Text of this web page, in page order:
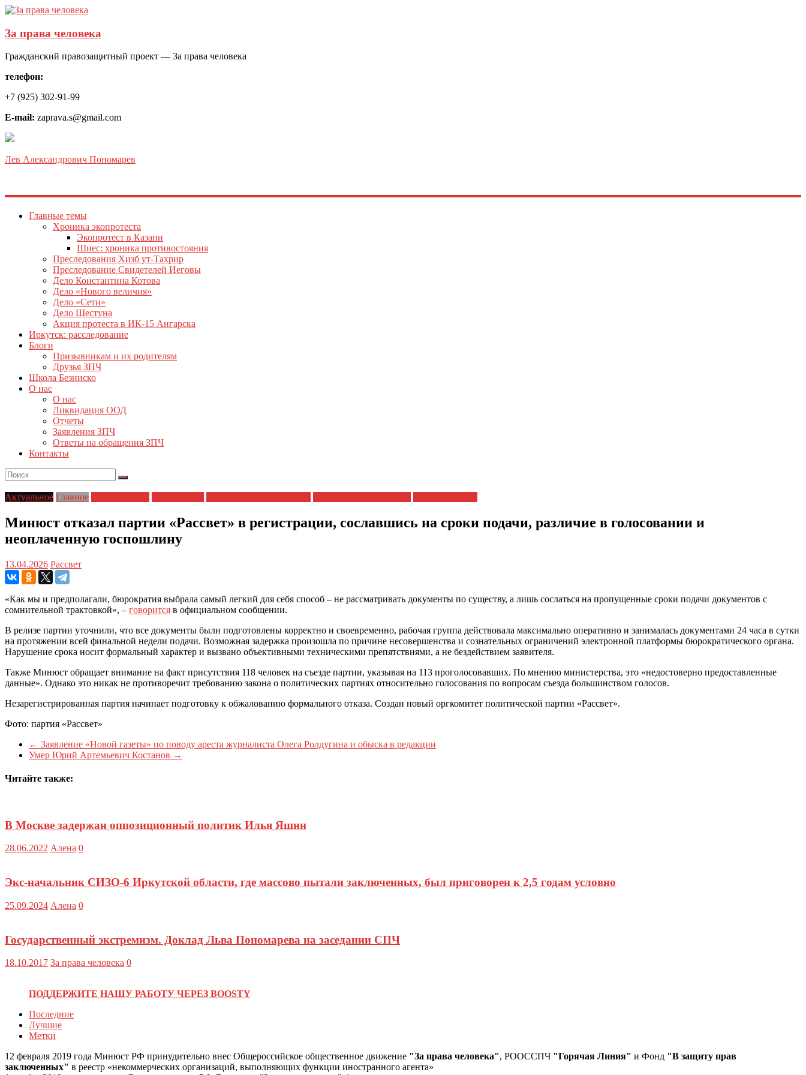
За права человека
Гражданский правозащитный проект — За права человека
телефон:
+7 (925) 302-91-99
E-mail: zaprava.s@gmail.com
Лев Александрович Пономарев
Главные темы
Хроника экопротеста
Экопротест в Казани
Шиес: хроника противостояния
Преследования Хизб ут-Тахрир
Преследование Свидетелей Иеговы
Дело Константина Котова
Дело «Нового величия»
Дело «Сети»
Дело Шестуна
Акция протеста в ИК-15 Ангарска
Иркутск: расследование
Блоги
Призывникам и их родителям
Друзья ЗПЧ
Школа Безниско
О нас
О нас
Ликвидация ООД
Отчеты
Заявления ЗПЧ
Ответы на обращения ЗПЧ
Контакты
Актуальное Главное
Минюст отказал партии «Рассвет» в регистрации, сославшись на сроки подачи, различие в голосовании и
неоплаченную госпошлину
13.04.2026 Рассвет
«Как мы и предполагали, бюрократия выбрала самый легкий для себя способ – не рассматривать документы по существу, а лишь сослаться на пропущенные сроки подачи документов с
сомнительной трактовкой», – говорится в официальном сообщении.
В релизе партии уточнили, что все документы были подготовлены корректно и своевременно, рабочая группа действовала максимально оперативно и занималась документами 24 часа в сутки
на протяжении всей финальной недели подачи. Возможная задержка произошла по причине несовершенства и сознательных ограничений электронной платформы бюрократического органа.
Нарушение срока носит формальный характер и вызвано объективными техническими препятствиями, а не бездействием заявителя.
Также Минюст обращает внимание на факт присутствия 118 человек на съезде партии, указывая на 113 проголосовавших. По мнению министерства, это «недостоверно предоставленные
данные». Однако это никак не противоречит требованию закона о политических партиях относительно голосования по вопросам съезда большинством голосов.
Незарегистрированная партия начинает подготовку к обжалованию формального отказа. Создан новый оргкомитет политической партии «Рассвет».
Фото: партия «Рассвет»
← Заявление «Новой газеты» по поводу ареста журналиста Олега Ролдугина и обыска в редакции
Умер Юрий Артемьевич Костанов →
Читайте также:
В Москве задержан оппозиционный политик Илья Яшин
28.06.2022 Алена 0
Экс-начальник СИЗО-6 Иркутской области, где массово пытали заключенных, был приговорен к 2,5 годам условно
25.09.2024 Алена 0
Государственный экстремизм. Доклад Льва Пономарева на заседании СПЧ
18.10.2017 За права человека 0
ПОДДЕРЖИТЕ НАШУ РАБОТУ ЧЕРЕЗ BOOSTY
Последние
Лучшие
Метки
12 февраля 2019 года Минюст РФ принудительно внес Общероссийское общественное движение "За права человека", РООССПЧ "Горячая Линия" и Фонд "В защиту прав
заключенных" в реестр «некоммерческих организаций, выполняющих функции иностранного агента»